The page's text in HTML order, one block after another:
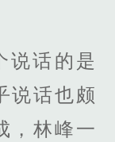
说话的是
说话也颇
，林峰一